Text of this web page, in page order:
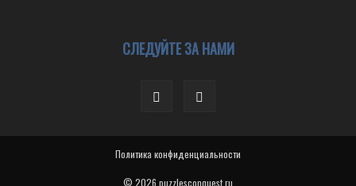
СЛЕДУЙТЕ ЗА НАМИ
Политика конфиденциальности
© 2026 puzzlesconquest.ru